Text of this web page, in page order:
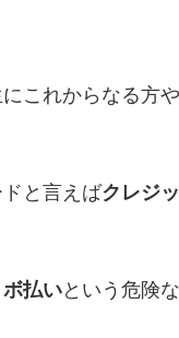
これからなる方
と言えばクレジ
ボ払いという危険